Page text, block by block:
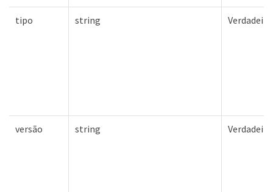
tipo string Verdadeiro
versão string Verdadeiro